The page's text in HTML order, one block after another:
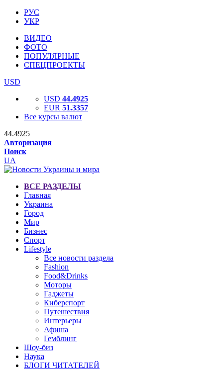
РУС
УКР
ВИДЕО
ФОТО
ПОПУЛЯРНЫЕ
СПЕЦПРОЕКТЫ
USD
USD 44.4925
EUR 51.3357
Все курсы валют
44.4925
Авторизация
Поиск
UA
ВСЕ РАЗДЕЛЫ
Главная
Украина
Город
Мир
Бизнес
Спорт
Lifestyle
Все новости раздела
Fashion
Food&Drinks
Моторы
Гаджеты
Киберспорт
Путешествия
Интерьеры
Афиша
Гемблинг
Шоу-биз
Наука
БЛОГИ ЧИТАТЕЛЕЙ